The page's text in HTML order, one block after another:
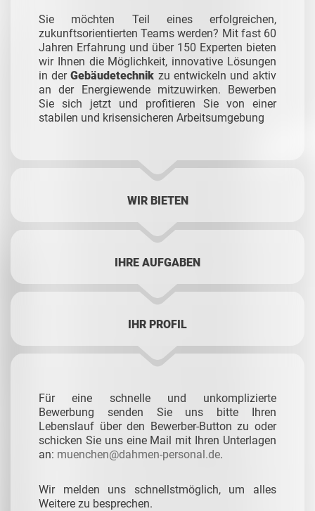
Sie möchten Teil eines erfolgreichen,
zukunftsorientierten Teams werden? Mit fast 60
Jahren Erfahrung und über 150 Experten bieten
wir Ihnen die Möglichkeit, innovative Lösungen
in derGebäudetechnik zu entwickeln und aktiv
an der Energiewende mitzuwirken. Bewerben
Sie sich jetzt und profitieren Sie von einer
stabilen und krisensicheren Arbeitsumgebung
WIR BIETEN
IHRE AUFGABEN
IHR PROFIL
Für eine schnelle und unkomplizierte
Bewerbung senden Sie uns bitte Ihren
Lebenslauf über den Bewerber-Button zu oder
schicken Sie uns eine Mail mit Ihren Unterlagen
an: muenchen@dahmen-personal.de.
Wir melden uns schnellstmöglich, um alles
Weitere zu besprechen.